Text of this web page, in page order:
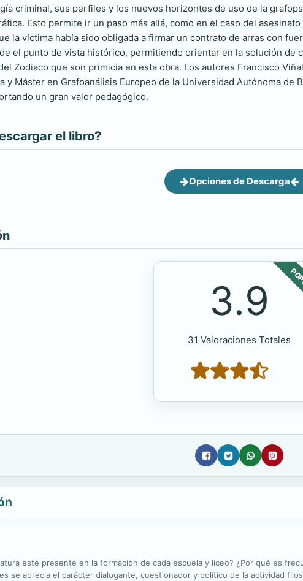
criminal, sus perfiles y los nuevos horizontes de uso de la
Esto permite ir un paso más allá, como en el caso del
la víctima había sido obligada a firmar un contrato de arras con
el punto de vista histórico, permitiendo orientar en la solución de
Zodiaco que son primicia en esta obra. Los autores Francisco
y Máster en Grafoanálisis Europeo de la Universidad Autónoma de
un gran valor pedagógico.
el libro?
Opciones de Descarga
3.9
31 Valoraciones Totales
esté presente en la formación de cada escuela y liceo? ¿Por qué es
se aprecia el carácter dialogante, cuestionador y político de la actividad